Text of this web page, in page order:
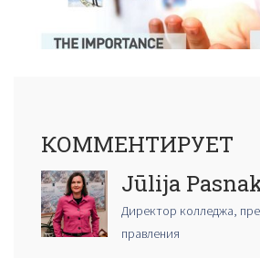
КОММЕНТИРУЕТ
Jūlija
Директор колледжа,
правления